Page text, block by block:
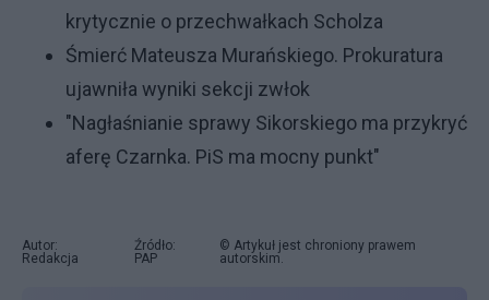
krytycznie o przechwałkach Scholza
Śmierć Mateusza Murańskiego. Prokuratura
ujawniła wyniki sekcji zwłok
"Nagłaśnianie sprawy Sikorskiego ma przykryć
aferę Czarnka. PiS ma mocny punkt"
Autor:
Redakcja
Źródło:
PAP
© Artykuł jest chroniony prawem
autorskim.